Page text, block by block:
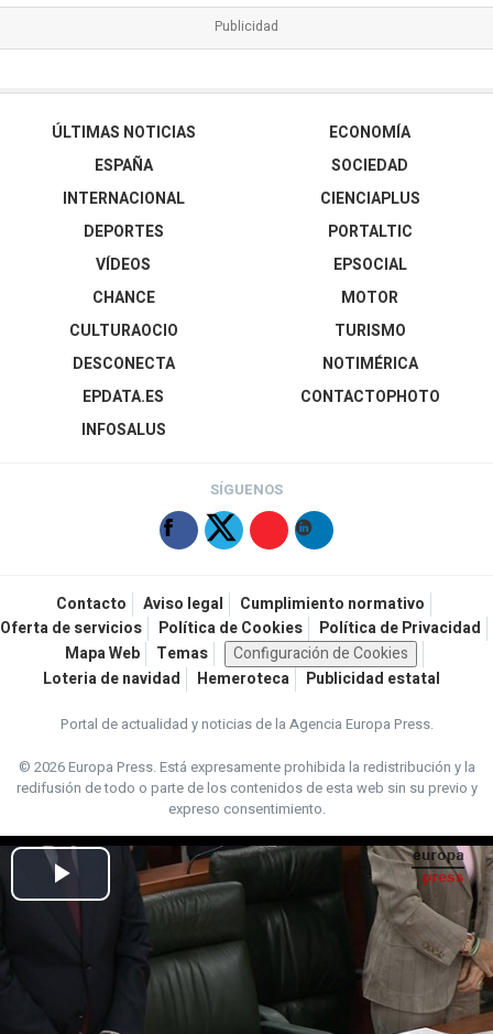
ÚLTIMAS NOTICIAS
ESPAÑA
INTERNACIONAL
DEPORTES
VÍDEOS
ECONOMÍA
SOCIEDAD
CIENCIAPLUS
PORTALTIC
EPSOCIAL
CHANCE
CULTURAOCIO
DESCONECTA
EPDATA.ES
INFOSALUS
MOTOR
TURISMO
NOTIMÉRICA
CONTACTOPHOTO
SÍGUENOS
Contacto Aviso legal
Cumplimiento normativo
Oferta de servicios
Política de Cookies
Política de Privacidad
Mapa Web
Temas
Configuración de Cookies
Loteria de navidad
Hemeroteca Publicidad estatal
Portal de actualidad y noticias de la Agencia Europa Press.
© 2026 Europa Press.Está expresamente prohibida la redistribución y la
redifusión de todo o parte de los contenidos de esta web sin su previo y
expreso consentimiento.